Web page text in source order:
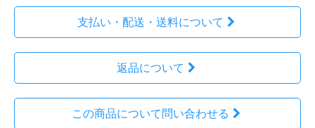
支払い・配送・送料について
返品について
この商品について問い合わせる